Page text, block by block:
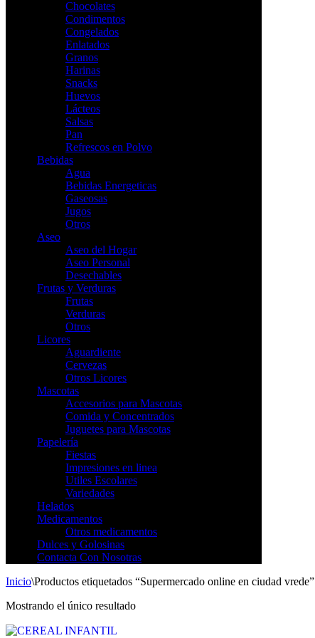
Chocolates
Condimentos
Congelados
Enlatados
Granos
Harinas
Snacks
Huevos
Lácteos
Salsas
Pan
Refrescos en Polvo
Bebidas
Agua
Bebidas Energeticas
Gaseosas
Jugos
Otros
Aseo
Aseo del Hogar
Aseo Personal
Desechables
Frutas y Verduras
Frutas
Verduras
Otros
Licores
Aguardiente
Cervezas
Otros Licores
Mascotas
Accesorios para Mascotas
Comida y Concentrados
Juguetes para Mascotas
Papelería
Fiestas
Impresiones en linea
Utiles Escolares
Variedades
Helados
Medicamentos
Otros medicamentos
Dulces y Golosinas
Contacta Con Nosotras
Inicio\Productos etiquetados “Supermercado online en ciudad vrede”
Mostrando el único resultado